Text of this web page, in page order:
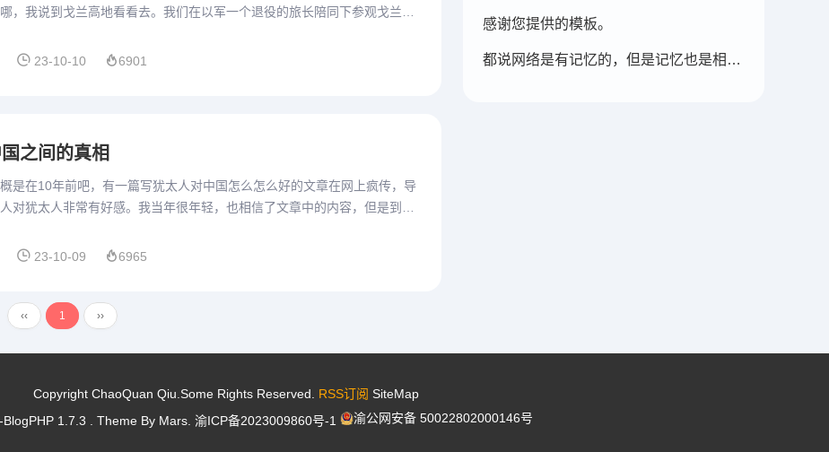
，我说到戈兰高地看看去。我们在以军一个退役的旅长陪同下参观戈兰高
23-10-10 6901
之间的真相
是在10年前吧，有一篇写犹太人对中国怎么怎么好的文章在网上疯传，导
对犹太人非常有好感。我当年很年轻，也相信了文章中的内容，但是到后
23-10-09 6965
‹‹ 1 ››
感谢您提供的模板。
都说网络是有记忆的，但是记忆也是相对性的，有些记忆可能被屏蔽，也可能被遗忘。
Copyright ChaoQuan Qiu.Some Rights Reserved. RSS订阅 SiteMap
BlogPHP 1.7.3 . Theme By Mars 渝ICP备2023009860号-1 渝公网安备 50022802000146号